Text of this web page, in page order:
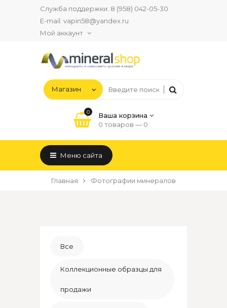
Служба поддержки: 8 (958) 042-05-30
E-mail: vapin58@yandex.ru
Мой аккаунт
0
Ваша корзина
0 товаров — 0
Меню сайта
Главная Фотографии минералов
Все
Коллекционные образцы для
продажи